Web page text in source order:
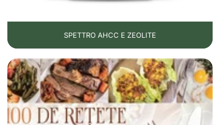
Evita temporaneamente alimenti fermentabili (frutta,
verdura) e fermentati (kefir, yogurt, sottaceti ecc.)
Fase 2 – Recupero (2 settimane)
Scopo: ripristino della digestione e della motilità
intestinale.
probiotico adeguato,
supporto digestivo: enzimi pancreatici + zenzero (per
SPETTRO AHCC E ZEOLITE